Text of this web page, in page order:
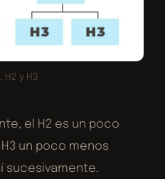
y H3
el H2 es un poco
un poco menos
sucesivamente.